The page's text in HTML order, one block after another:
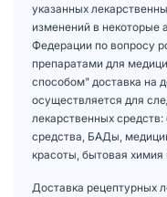
указанных
изменений в некоторые
Федерации по вопросу
препаратами для
способом" доставка на
осуществляется для
лекарственных
средства, БАДы,
красоты, бытовая
Доставка рецептурных